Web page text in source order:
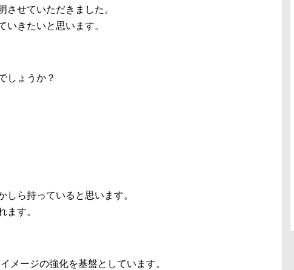
させていただきました。
いきたいと思います。
しょうか？
しら持っていると思います。
ます。
メージの強化を基盤としています。